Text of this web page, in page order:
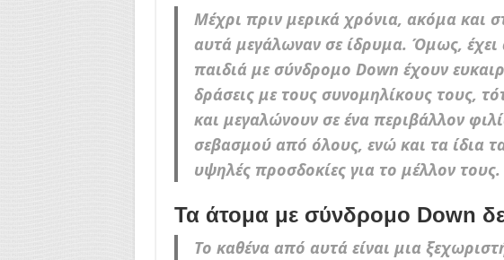
Μέχρι πριν μερικά χρόνια, ακόμα και
αυτά μεγάλωναν σε ίδρυμα. Όμως, έχει
παιδιά με σύνδρομο Down έχουν
δράσεις με τους συνομηλίκους τους,
και μεγαλώνουν σε ένα περιβάλλον
σεβασμού από όλους, ενώ και τα ίδια
υψηλές προσδοκίες για το μέλλον τους.
Τα άτομα με σύνδρομο Down
Το καθένα από αυτά είναι μια